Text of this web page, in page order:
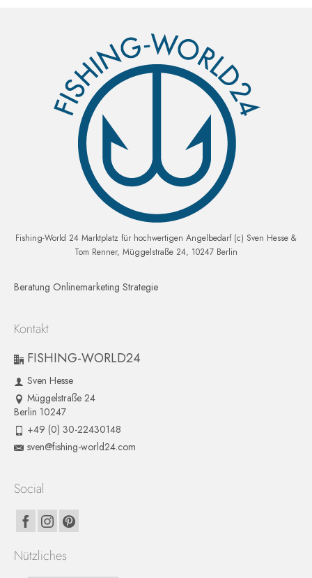
Fishing-World 24 Marktplatz für hochwertigen Angelbedarf (c) Sven Hesse &
Tom Renner, Müggelstraße 24, 10247 Berlin
Beratung Onlinemarketing Strategie
Kontakt
FISHING-WORLD24
Sven Hesse
Müggelstraße 24
Berlin 10247
+49 (0) 30-22430148
sven@fishing-world24.com
Social
Nützliches